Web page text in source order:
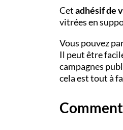
Cetadhésif de
vitrées en
Vous pouvez
Il peut être
campagnes
cela est tout à